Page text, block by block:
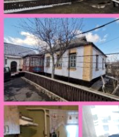
надає повний перелік
Безкоштовно приймаємо
Гарантуємо об'єктивну
юридичну підтримку.